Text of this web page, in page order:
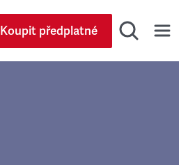
Koupit předplatné